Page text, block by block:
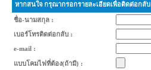
หากสนใจ กรุณากรอกรายละเอียดเพื่อติดต่อกลับ
ชื่อ-นามสกุล :
เบอร์โทรติดต่อกลับ :
e-mail :
แบบโคมไฟที่ต้อง(ถ้ามี) :